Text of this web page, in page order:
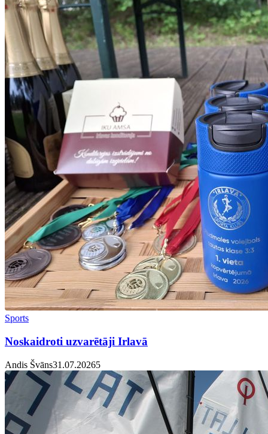
Sports
Noskaidroti uzvarētāji Irlavā
Andis Švāns31.07.20265